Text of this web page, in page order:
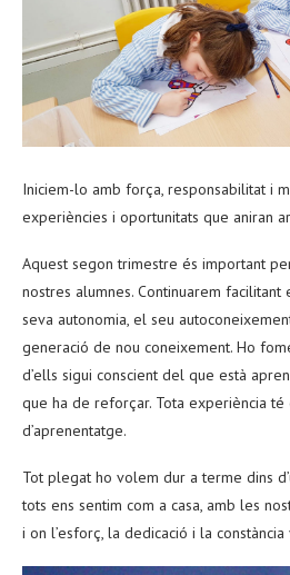
Iniciem-lo amb força, responsabilitat i
experiències i oportunitats que aniran
Aquest segon trimestre és important
nostres alumnes. Continuarem
seva autonomia, el seu
generació de nou coneixement. Ho
d’ells sigui conscient del que està
que ha de reforçar. Tota experiència
d’aprenentatge.
Tot plegat ho volem dur a terme dins
tots ens sentim com a casa, amb les
i on l’esforç, la dedicació i la constància